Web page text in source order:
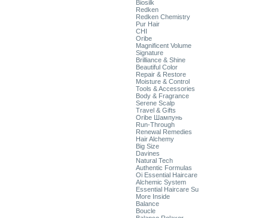
Biosilk
Redken
Redken Chemistry
Pur Hair
CHI
Oribe
Magnificent Volume
Signature
Brilliance & Shine
Beautiful Color
Repair & Restore
Moisture & Control
Tools & Accessories
Body & Fragrance
Serene Scalp
Travel & Gifts
Oribe Шампунь
Run-Through
Renewal Remedies
Hair Alchemy
Big Size
Davines
Natural Tech
Authentic Formulas
Oi Essential Haircare
Alchemic System
Essential Haircare Su
More Inside
Balance
Boucle